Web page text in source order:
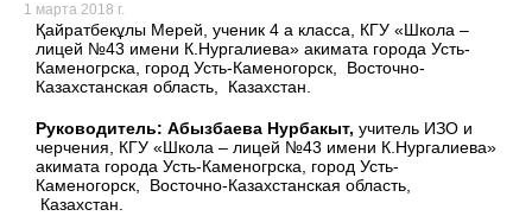
1 марта 2018 г.
Қайратбекұлы Мерей, ученик 4 а класса, КГУ «Школа –
лицей №43 имени К.Нургалиева» акимата города Усть-
Каменогрска, город Усть-Каменогорск, Восточно-
Казахстанская область, Казахстан.
Руководитель: Абызбаева Нурбакыт, учитель ИЗО и
черчения, КГУ «Школа – лицей №43 имени К.Нургалиева»
акимата города Усть-Каменогрска, город Усть-
Каменогорск, Восточно-Казахстанская область,
Казахстан.